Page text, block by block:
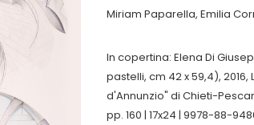
Miriam Paparella, Emilia
In copertina: Elena Di
pastelli, cm 42 x 59,4),
d'Annunzio" di Chieti-
pp. 160 | 17x24 | 9978-88-